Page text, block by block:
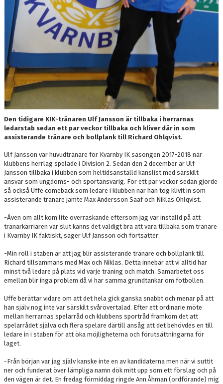
Den tidigare KIK-tränaren Ulf Jansson är tillbaka i herrarnas
ledarstab sedan ett par veckor tillbaka och kliver där in som
assisterande tränare och bollplank till Richard Ohlqvist.
Ulf Jansson var huvudtränare för Kvarnby IK säsongen 2017-2018 när
klubbens herrlag spelade i Division 2. Sedan den 2 december är Ulf
Jansson tillbaka i klubben som heltidsanställd kanslist med särskilt
ansvar som ungdoms- och sportansvarig. För ett par veckor sedan gjorde
så också Uffe comeback som ledare i klubben när han tog klivit in som
assisterande tränare jämte Max Andersson Sääf och Niklas Ohlqvist.
-Även om allt kom lite överraskande eftersom jag var inställd på att
tränarkarriären var slut känns det väldigt bra att vara tillbaka som tränare
i Kvarnby IK faktiskt, säger Ulf Jansson och fortsätter:
-Min roll i staben är att jag blir assisterande tränare och bollplank till
Richard tillsammans med Max och Niklas. Detta innebär att vi alltid har
minst två ledare på plats vid varje träning och match. Samarbetet oss
emellan blir inga problem då vi har samma grundtankar om fotbollen.
Uffe berättar vidare om att det hela gick ganska snabbt och menar på att
han själv nog inte var särskilt svårövertalad. Efter ett ordinarie möte
mellan herrarnas spelarråd och klubbens sportråd framkom det att
spelarrådet själva och flera spelare därtill ansåg att det behövdes en till
ledare in i staben för att öka möjligheterna och förutsättningarna för
laget.
-Från början var jag själv kanske inte en av kandidaterna men när vi suttit
ner och funderat över lämpliga namn dök mitt upp som ett förslag och på
den vägen är det. En fredag förmiddag ringde Ann Åhman (ordförande) mig